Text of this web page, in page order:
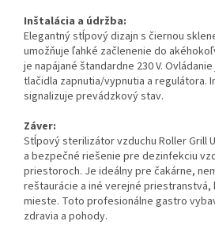
Inštalácia a údržba:
Elegantný stĺpový dizajn s čiernou
umožňuje ľahké začlenenie do
je napájané štandardne 230 V.
tlačidla zapnutia/vypnutia a regulátora.
signalizuje prevádzkový stav.
Záver:
Stĺpový sterilizátor vzduchu Roller Grill
a bezpečné riešenie pre dezinfekciu
priestoroch. Je ideálny pre čakárne,
reštaurácie a iné verejné priestranstvá,
mieste. Toto profesionálne gastro
zdravia a pohody.